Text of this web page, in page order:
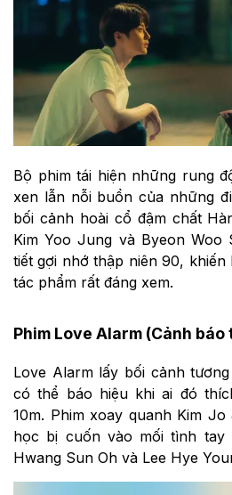
Bộ phim tái hiện những rung
xen lẫn nỗi buồn của những
bối cảnh hoài cổ đậm chất
Kim Yoo Jung và Byeon Woo
tiết gợi nhớ thập niên 90,
tác phẩm rất đáng xem.
Phim Love Alarm (Cảnh báo
Love Alarm lấy bối cảnh
có thể báo hiệu khi ai đó
10m. Phim xoay quanh Kim
học bị cuốn vào mối tình tay
Hwang Sun Oh và Lee Hye